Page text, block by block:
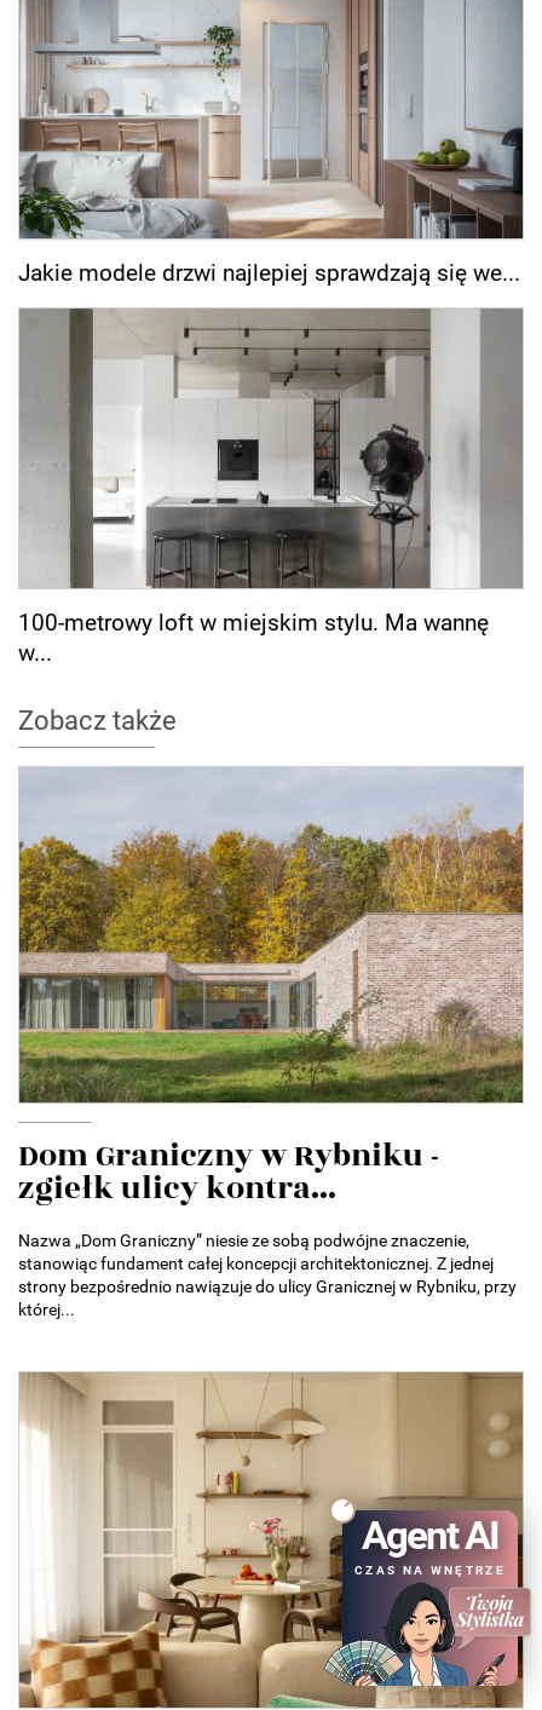
Jakie modele drzwi najlepiej sprawdzają się we...
100-metrowy loft w miejskim stylu. Ma wannę
w...
Zobacz także
Dom Graniczny w Rybniku -
zgiełk ulicy kontra...
Nazwa „Dom Graniczny” niesie ze sobą podwójne znaczenie,
stanowiąc fundament całej koncepcji architektonicznej. Z jednej
strony bezpośrednio nawiązuje do ulicy Granicznej w Rybniku, przy
której...
Agent AI
CZAS NA WNĘTRZE